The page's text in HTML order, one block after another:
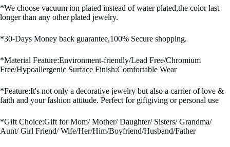
*We choose vacuum ion plated instead of water plated,the color last
longer than any other plated jewelry.
*30-Days Money back guarantee,100% Secure shopping.
*Material Feature:Environment-friendly/Lead Free/Chromium
Free/Hypoallergenic Surface Finish:Comfortable Wear
*Feature:It's not only a decorative jewelry but also a carrier of love &
faith and your fashion attitude. Perfect for giftgiving or personal use
*Gift Choice:Gift for Mom/ Mother/ Daughter/ Sisters/ Grandma/
Aunt/ Girl Friend/ Wife/Her/Him/Boyfriend/Husband/Father